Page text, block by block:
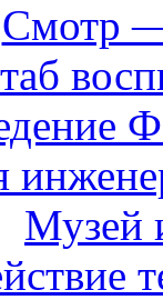
Смотр
Музей